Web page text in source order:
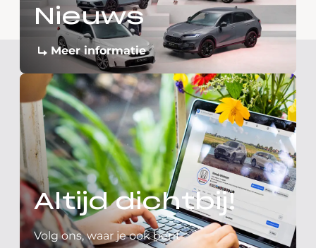
Nieuws
Meer informatie
Altijd dichtbij!
Volg ons, waar je ook bent